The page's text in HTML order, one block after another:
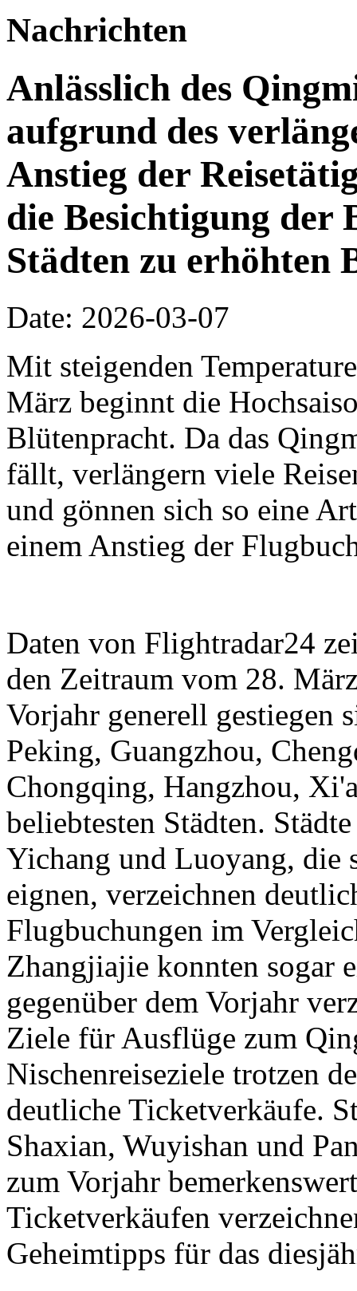
Nachrichten
Anlässlich des
aufgrund des
Anstieg der
die Besichtigung der
Städten zu erhöhten
Date: 2026-03-07
Mit steigenden
März beginnt die
Blütenpracht. Da das
fällt, verlängern viele
und gönnen sich so eine
einem Anstieg der
Daten von Flightradar24
den Zeitraum vom 28.
Vorjahr generell gestiegen
Peking, Guangzhou,
Chongqing, Hangzhou,
beliebtesten Städten.
Yichang und Luoyang, die
eignen, verzeichnen
Flugbuchungen im
Zhangjiajie konnten sogar
gegenüber dem Vorjahr
Ziele für Ausflüge zum
Nischenreiseziele trotzen
deutliche Ticketverkäufe.
Shaxian, Wuyishan und
zum Vorjahr
Ticketverkäufen
Geheimtipps für das